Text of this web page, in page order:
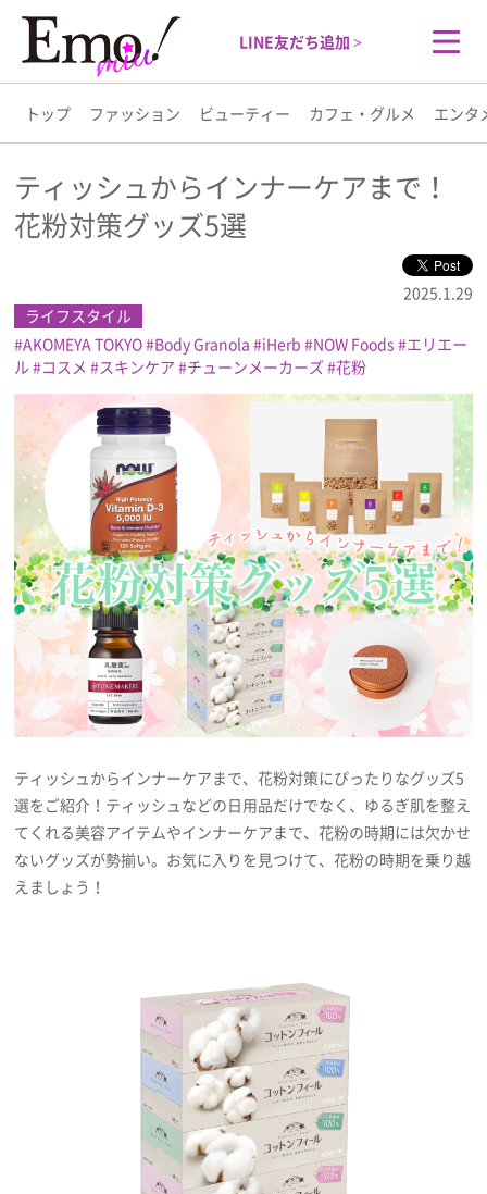
LINE友だち追加 >
トップ ファッション ビューティー カフェ・グルメ エンタ
トップ
ファッション
ビューティー
カフェ・グルメ
エンタメ
ライフスタイル
プレゼント
インタビュー
フィルム
Emoメン
ランキング
Emo!miuとは？
プライバシーポリシー
ティッシュからインナーケアまで！
花粉対策グッズ5選
2025.1.29
ライフスタイル
AKOMEYA TOKYO Body Granola iHerb NOW Foods
エリエー
ル
コスメ スキンケア チューンメーカーズ 花粉
ティッシュからインナーケアまで、花粉対策にぴったりなグッズ5
選をご紹介！ティッシュなどの日用品だけでなく、ゆるぎ肌を整え
てくれる美容アイテムやインナーケアまで、花粉の時期には欠かせ
ないグッズが勢揃い。お気に入りを見つけて、花粉の時期を乗り越
えましょう！